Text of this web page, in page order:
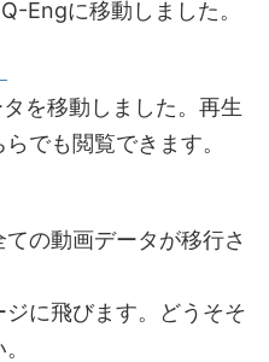
Engに移動しました。
を移動しました。再生
でも閲覧できます。
の動画データが移行さ
に飛びます。どうそそ